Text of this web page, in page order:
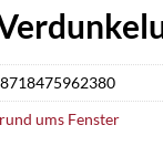
8718475962380
ums Fenster